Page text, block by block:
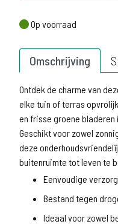
Op voorraad
Op voorraad
Omschrijving
Ontdek de charme van
elke tuin of terras
en frisse groene
Geschikt voor zowel
deze
buitenruimte tot leven te
Eenvoudige
Bestand tegen
Ideaal voor zowel